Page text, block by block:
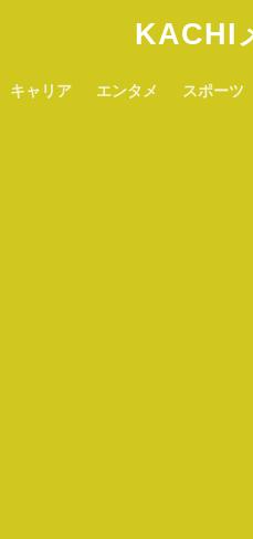
KACHI
キャリア エンタメ スポーツ